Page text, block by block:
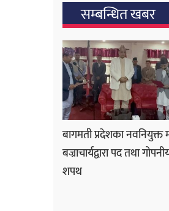
सम्बन्धित खबर
बागमती प्रदेशका नवनियुक्त
बज्राचार्यद्वारा पद तथा
शपथ